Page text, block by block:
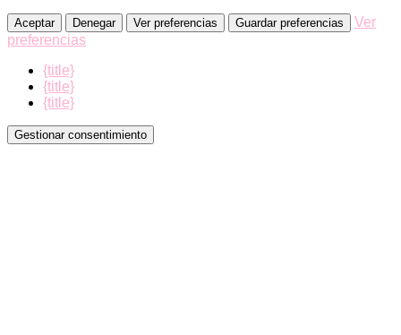
Aceptar Denegar Ver preferencias Guardar preferencias
Ver
preferencias
{title}
{title}
{title}
Gestionar consentimiento